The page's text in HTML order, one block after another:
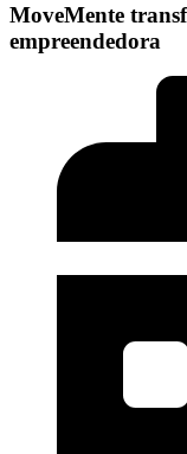
MoveMente
empreendedora